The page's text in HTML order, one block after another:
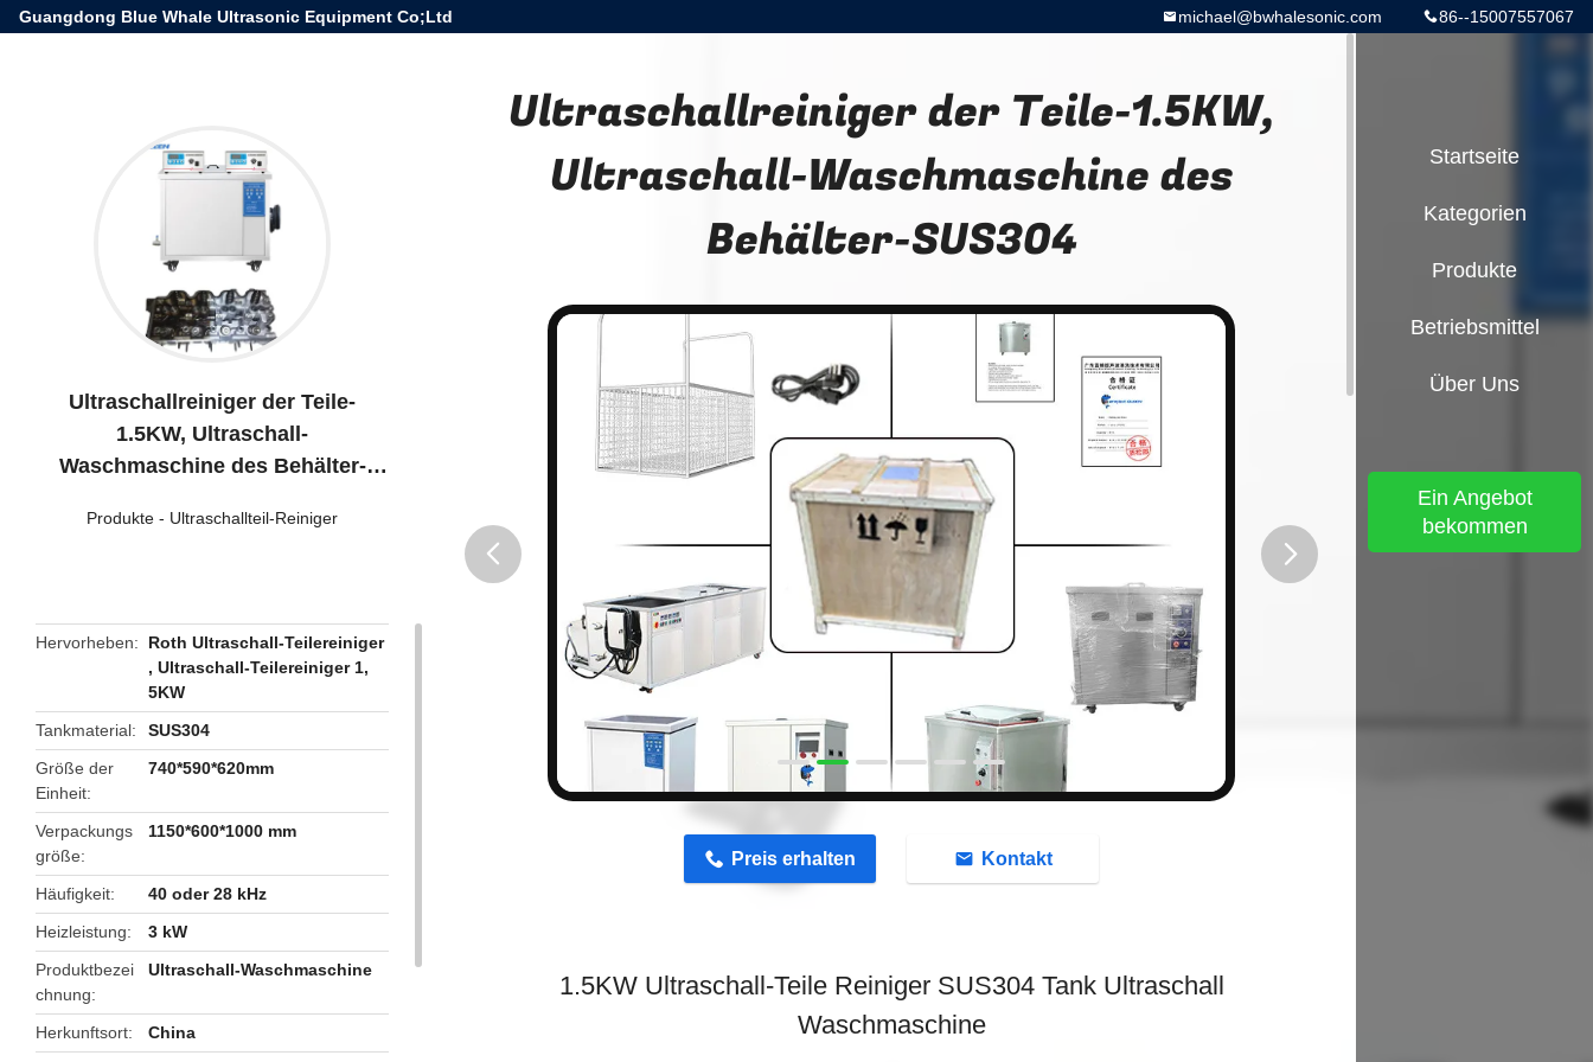
Guangdong Blue Whale Ultrasonic Equipment Co;Ltd 86--15007557067
michael@bwhalesonic.com
Ultraschallreiniger der Teile-
1.5KW, Ultraschall-
Waschmaschine des Behälter-
Produkte - Ultraschallteil-Reiniger
Hervorheben
Roth Ultraschall-Teilereiniger
,Ultraschall-Teilereiniger 1,
5KW
Tankmaterial
SUS304
Größe der
Einheit
740*590*620mm
Verpackungs
größe
1150*600*1000 mm
Häufigkeit
40 oder 28 kHz
Heizleistung
3 kW
Produktbezei
chnung
Ultraschall-Waschmaschine
Herkunftsort
China
Ultraschallreiniger der Teile-1.5KW,
Ultraschall-Waschmaschine des
Behälter-SUS304
Preis erhalten Kontakt
1.5KW Ultraschall-Teile Reiniger SUS304 Tank Ultraschall
Waschmaschine
Startseite
Kategorien
Produkte
Betriebsmittel
Über Uns
Ein Angebot
bekommen